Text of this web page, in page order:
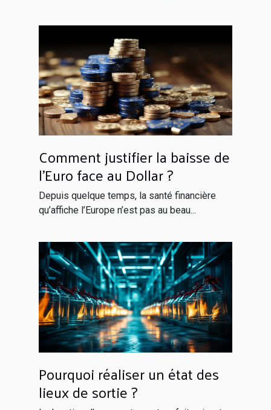
Comment justifier la baisse de
l'Euro face au Dollar ?
Depuis quelque temps, la santé financière
qu’affiche l’Europe n’est pas au beau...
Pourquoi réaliser un état des
lieux de sortie ?